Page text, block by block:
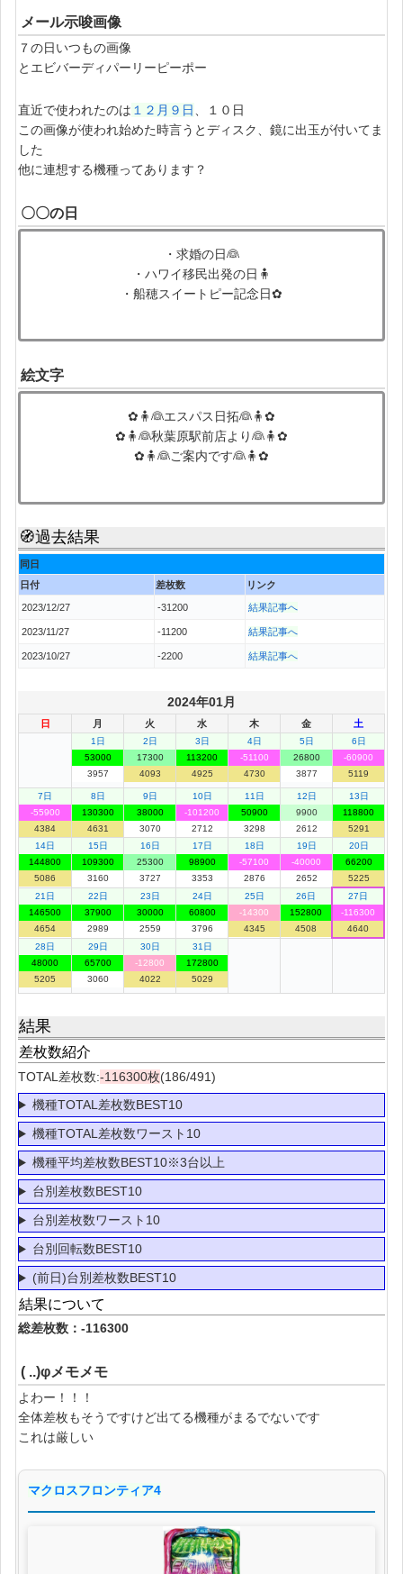
メール示唆画像
７の日いつもの画像
とエビバーディパーリーピーポー
直近で使われたのは １２月９日
、１０日
この画像が使われ始めた時言うとディスク、鏡に出玉が付いてま
した
他に連想する機種ってあります？
〇〇の日
・求婚の日👰
・ハワイ移民出発の日🧍
・船穂スイートピー記念日✿
絵文字
✿🧍👰エスパス日拓👰🧍✿
✿🧍👰秋葉原駅前店より👰🧍✿
✿🧍👰ご案内です👰🧍✿
🧭過去結果
同日
日付
差枚数 リンク
2023/12/27 -31200 結果記事へ
2023/11/27 -11200 結果記事へ
2023/10/27 -2200 結果記事へ
2024年01月
日 月 火 水 木 金 土
1日
53000
3957
2日
17300
4093
3日
113200
4925
4日
-51100
4730
5日
26800
3877
6日
-60900
5119
7日
-55900
4384
8日
130300
4631
9日
38000
3070
10日
-101200
2712
11日
50900
3298
12日
9900
2612
13日
118800
5291
14日
144800
5086
15日
109300
3160
16日
25300
3727
17日
98900
3353
18日
-57100
2876
19日
-40000
2652
20日
66200
5225
21日
146500
4654
22日
37900
2989
23日
30000
2559
24日
60800
3796
25日
-14300
4345
26日
152800
4508
27日
-116300
4640
28日
48000
5205
29日
65700
3060
30日
-12800
4022
31日
172800
5029
結果
差枚数紹介
TOTAL差枚数:-116300枚(186/491)
機種TOTAL差枚数BEST10
機種TOTAL差枚数ワースト10
機種平均差枚数BEST10※3台以上
台別差枚数BEST10
台別差枚数ワースト10
台別回転数BEST10
(前日)台別差枚数BEST10
結果について
総差枚数：-116300
( ..)φメモメモ
よわー！！！
全体差枚もそうですけど出てる機種がまるでないです
これは厳しい
マクロスフロンティア4